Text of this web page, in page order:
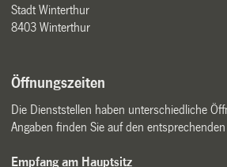
Stadt Winterthur
8403 Winterthur
Öffnungszeiten
Die Dienststellen haben unterschiedliche
Angaben finden Sie auf den entsprechenden
Empfang am Hauptsitz